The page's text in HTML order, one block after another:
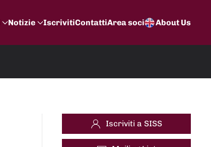
Notizie IscrivitiContattiArea soci About Us
Iscriviti a SISS